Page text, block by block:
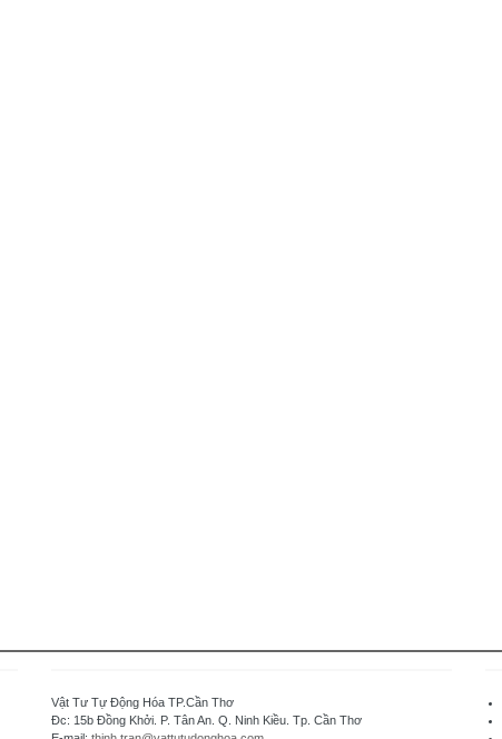
Vật Tư Tự Động Hóa TP.Cần Thơ
Đc: 15b Đồng Khởi. P. Tân An. Q. Ninh Kiều. Tp. Cần Thơ